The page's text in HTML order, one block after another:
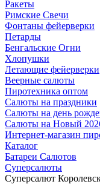
Ракеты
Римские Свечи
Фонтаны фейерверки
Петарды
Бенгальские Огни
Хлопушки
Летающие фейерверки
Веерные салюты
Пиротехника оптом
Салюты на праздники
Салюты на день
Салюты на Новый
Интернет-магазин
Каталог
Батареи Салютов
Суперсалюты
Суперсалют